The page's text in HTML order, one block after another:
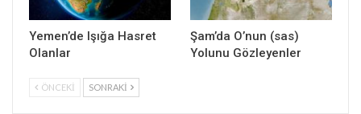
Yemen’de Işığa Hasret
Olanlar
Şam’da O’nun (sas)
Yolunu Gözleyenler
ÖNCEKI SONRAKI